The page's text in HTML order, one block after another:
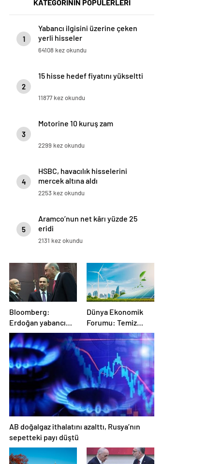
KATEGORİNİN POPÜLERLERİ
1
Yabancı ilgisini üzerine çeken
yerli hisseler
64108 kez okundu
2
15 hisse hedef fiyatını yükseltti
11877 kez okundu
3
Motorine 10 kuruş zam
2299 kez okundu
4
HSBC, havacılık hisselerini
mercek altına aldı
2253 kez okundu
5
Aramco’nun net kârı yüzde 25
eridi
2131 kez okundu
Bloomberg:
Erdoğan yabancı
yatırımcıları kazandı
ama bedelini
Türkler ödedi
Dünya Ekonomik
Forumu: Temiz
enerji dönüşümü
yavaşlıyor
AB doğalgaz ithalatını azalttı, Rusya’nın
sepetteki payı düştü